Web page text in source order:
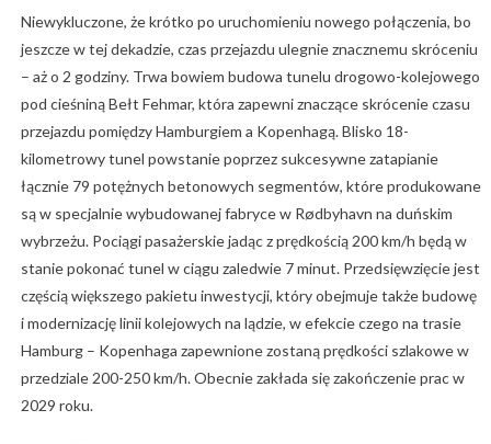
Niewykluczone, że krótko po uruchomieniu nowego połączenia, bo
jeszcze w tej dekadzie, czas przejazdu ulegnie znacznemu skróceniu
– aż o 2 godziny. Trwa bowiem budowa tunelu drogowo-kolejowego
pod cieśniną Bełt Fehmar, która zapewni znaczące skrócenie czasu
przejazdu pomiędzy Hamburgiem a Kopenhagą. Blisko 18-
kilometrowy tunel powstanie poprzez sukcesywne zatapianie
łącznie 79 potężnych betonowych segmentów, które produkowane
są w specjalnie wybudowanej fabryce w Rødbyhavn na duńskim
wybrzeżu. Pociągi pasażerskie jadąc z prędkością 200 km/h będą w
stanie pokonać tunel w ciągu zaledwie 7 minut. Przedsięwzięcie jest
częścią większego pakietu inwestycji, który obejmuje także budowę
i modernizację linii kolejowych na lądzie, w efekcie czego na trasie
Hamburg – Kopenhaga zapewnione zostaną prędkości szlakowe w
przedziale 200-250 km/h. Obecnie zakłada się zakończenie prac w
2029 roku.